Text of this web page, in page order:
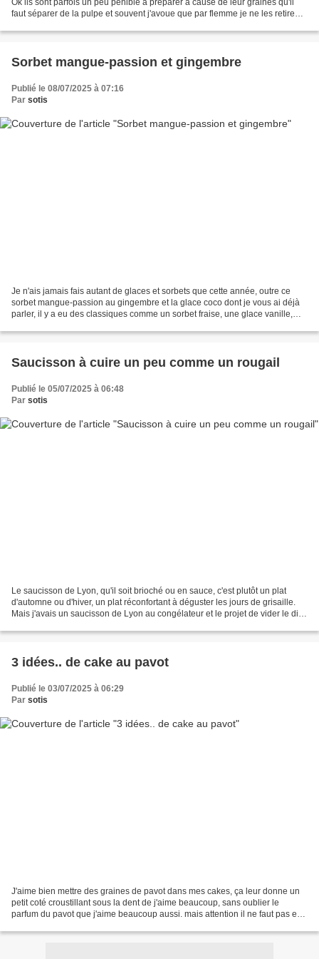
Ok ils sont parfois un peu pénible à préparer à cause de leur graines qu'il
faut séparer de la pulpe et souvent j'avoue que par flemme je ne les retire
Sorbet mangue-passion et gingembre
Publié le 08/07/2025 à 07:16
Par sotis
Je n'ais jamais fais autant de glaces et sorbets que cette année, outre ce
sorbet mangue-passion au gingembre et la glace coco dont je vous ai déjà
parler, il y a eu des classiques comme un sorbet fraise, une glace vanille,
Saucisson à cuire un peu comme un rougail
Publié le 05/07/2025 à 06:48
Par sotis
Le saucisson de Lyon, qu'il soit brioché ou en sauce, c'est plutôt un plat
d'automne ou d'hiver, un plat réconfortant à déguster les jours de grisaille.
Mais j'avais un saucisson de Lyon au congélateur et le projet de vider le dit
3 idées.. de cake au pavot
Publié le 03/07/2025 à 06:29
Par sotis
J'aime bien mettre des graines de pavot dans mes cakes, ça leur donne un
petit coté croustillant sous la dent de j'aime beaucoup, sans oublier le
parfum du pavot que j'aime beaucoup aussi. mais attention il ne faut pas en